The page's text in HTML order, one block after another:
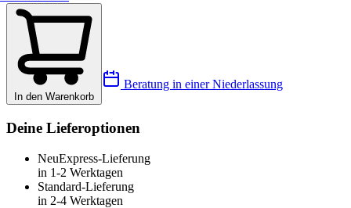
In den Warenkorb
Beratung in einer Niederlassung
Deine Lieferoptionen
NeuExpress-Lieferung
in 1-2 Werktagen
Standard-Lieferung
in 2-4 Werktagen